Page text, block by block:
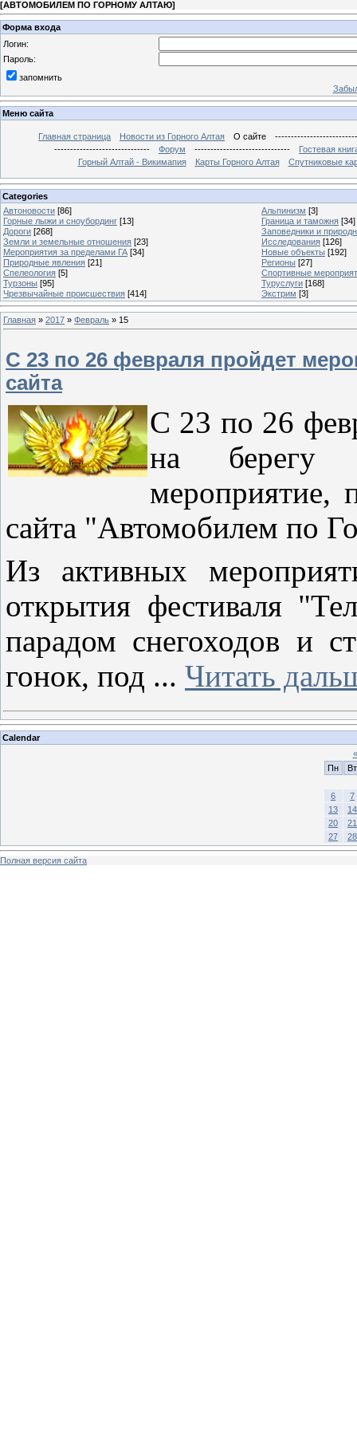
[АВТОМОБИЛЕМ ПО ГОРНОМУ АЛТАЮ]
Форма входа
Логин:
Пароль:
запомнить
Меню сайта
Главная страница Новости из Горного Алтая О сайте
------------------------------
Форум ------------------------------
Гостевая
Горный Алтай - Викимапия
Карты Горного Алтая Спутниковые
Categories
Автоновости [86] Альпинизм [3]
Горные лыжи и сноубординг [13] Граница и таможня [34]
Дороги [268]
Заповедники и
Земли и земельные отношения [23] Исследования [126]
Мероприятия за пределами ГА [34] Новые объекты [192]
Природные явления [21] Регионы [27]
Спелеология [5]
Спортивные
Турзоны [95] Туруслуги [168]
Чрезвычайные происшествия [414] Экстрим [3]
Главная » 2017 » Февраль » 15
С 23 по 26 февраля пройдет
сайта
С 23 по 26
на берегу
мероприятие,
сайта "Автомобилем по
Из активных
открытия фестиваля
парадом снегоходов и
гонок, под ... Читать
Calendar
«
Пн
Вт
6
7
13
14
20
21
27
28
Полная версия сайта